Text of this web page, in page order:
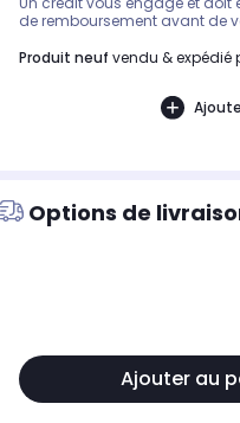
de remboursement avant de
produit neuf vendu & expédié
Options de
Ajouter au